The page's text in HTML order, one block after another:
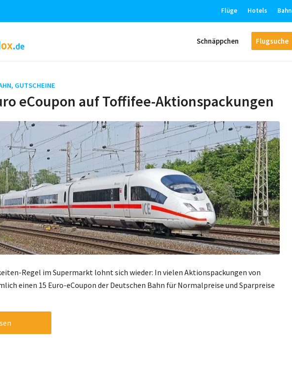
Flüge Hotels Bahn
Schnäppchen Flugsuche
, GUTSCHEINE
eCoupon auf Toffifee-Aktionspackungen
Regel im Supermarkt lohnt sich wieder: In vielen Aktionspackungen von
einen 15 Euro-eCoupon der Deutschen Bahn für Normalpreise und Sparpreise